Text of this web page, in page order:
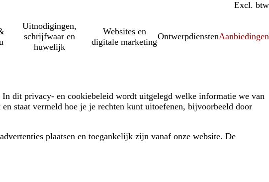
Incl. btw
Excl. btw
Uitnodigingen,
schrijfwaar en
huwelijk
Websites en
digitale marketing
OntwerpdienstenAanbiedingen
In dit privacy- en cookiebeleid wordt uitgelegd welke informatie we van
staat vermeld hoe je je rechten kunt uitoefenen, bijvoorbeeld door
plaatsen en toegankelijk zijn vanaf onze website. De